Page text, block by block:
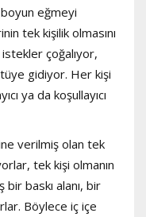
eğmeyi
tek kişilik olmasını
çoğalıyor,
gidiyor. Her kişi
ya da koşullayıcı
verilmiş olan tek
tek kişi olmanın
bir baskı alanı, bir
Böylece iç içe